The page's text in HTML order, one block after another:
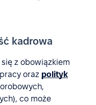
kadrowa
z obowiązkiem
oraz polityk
co może